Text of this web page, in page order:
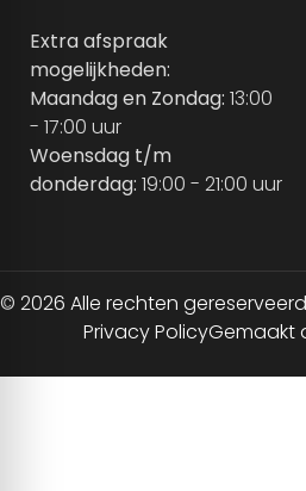
Extra afspraak
mogelijkheden:
Maandag en Zondag: 13:00
- 17:00 uur
Woensdag t/m
donderdag: 19:00 - 21:00 uur
© 2026 Alle rechten gereserveerd
Privacy PolicyGemaakt